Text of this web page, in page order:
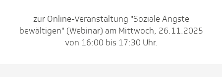
zur Online-Veranstaltung "Soziale Ängste
bewältigen" (Webinar) am Mittwoch, 26.11.2025
von 16:00 bis 17:30 Uhr.